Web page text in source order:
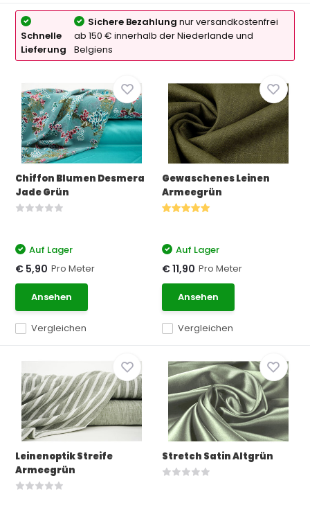
Schnelle
Lieferung
Sichere Bezahlung nur versandkostenfrei
ab 150 € innerhalb der Niederlande und
Belgiens
Chiffon Blumen Desmera
Jade Grün
Vergleichen
Auf Lager
€ 5,90 Pro Meter
Ansehen
Gewaschenes Leinen
Armeegrün
Vergleichen
Auf Lager
€ 11,90 Pro Meter
Ansehen
Leinenoptik Streife
Armeegrün
Stretch Satin Altgrün